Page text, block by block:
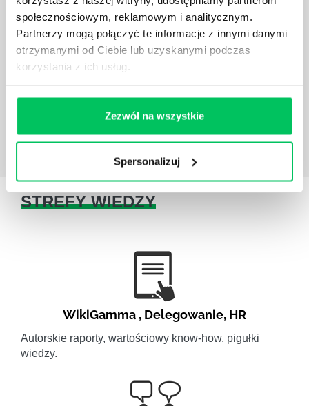
społecznościowym, reklamowym i analitycznym.
Partnerzy mogą połączyć te informacje z innymi danymi
otrzymanymi od Ciebie lub uzyskanymi podczas
korzystania z ich usług.
Zezwól na wszystkie
Spersonalizuj
JAKĄ METODĘ ZARZĄDZANIA POWINIEN ZNAĆ
KAŻDY MENEDŻER?
Istnieje wiele metod zarządzania, które mogą okazać
się niezwykle przydatne. Zarządzanie zasobami
jest jednak łatwe i warto mieć tego świadomość.
STREFY WIEDZY
WikiGamma , Delegowanie, HR
Autorskie raporty, wartościowy know-how, pigułki
wiedzy.